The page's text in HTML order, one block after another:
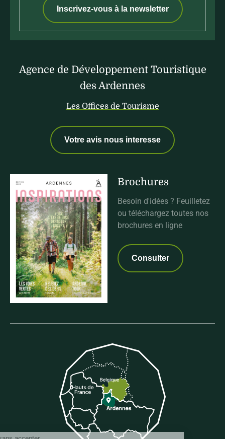
Inscrivez-vous à la newsletter
Agence de Développement Touristique
des Ardennes
Les Offices de Tourisme
Votre avis nous interesse
Brochures
Besoin d'idées ? Feuilletez
ou téléchargez toutes nos
brochures en ligne
Consulter